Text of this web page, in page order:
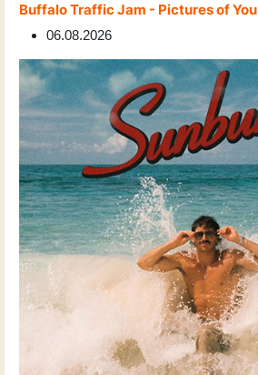
Buffalo Traffic Jam - Pictures of You
06.08.2026